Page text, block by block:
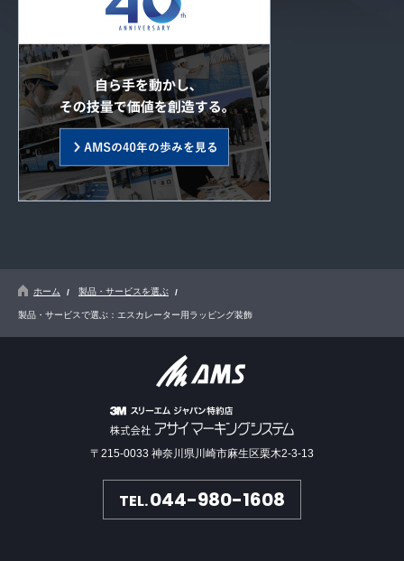
ホーム 製品・サービスを選ぶ
製品・サービスで選ぶ：エスカレーター用ラッピング装飾
〒215-0033 神奈川県川崎市麻生区栗木2-3-13
TEL.044-980-1608